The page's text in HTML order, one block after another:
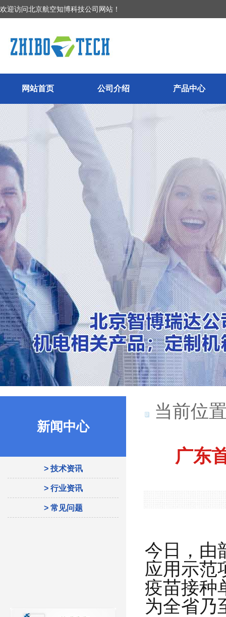
欢迎访问北京航空知博科技公司网站！
网站首页 公司介绍 产品中心
新闻中心
> 技术资讯
> 行业资讯
> 常见问题
当前位
广东
今日，由
应用示范
疫苗接种
为全省乃